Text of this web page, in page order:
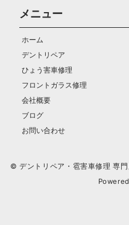
メニュー
ホーム
デントリペア
ひょう害車修理
フロントガラス修理
会社概要
ブログ
お問い合わせ
© デントリペア・雹害車修理 専